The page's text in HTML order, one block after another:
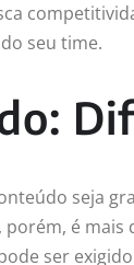
seu time.
seja
porém, é
ser